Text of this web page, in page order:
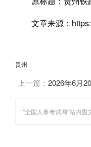
文章来源：
贵州
上一篇： 2026年6月